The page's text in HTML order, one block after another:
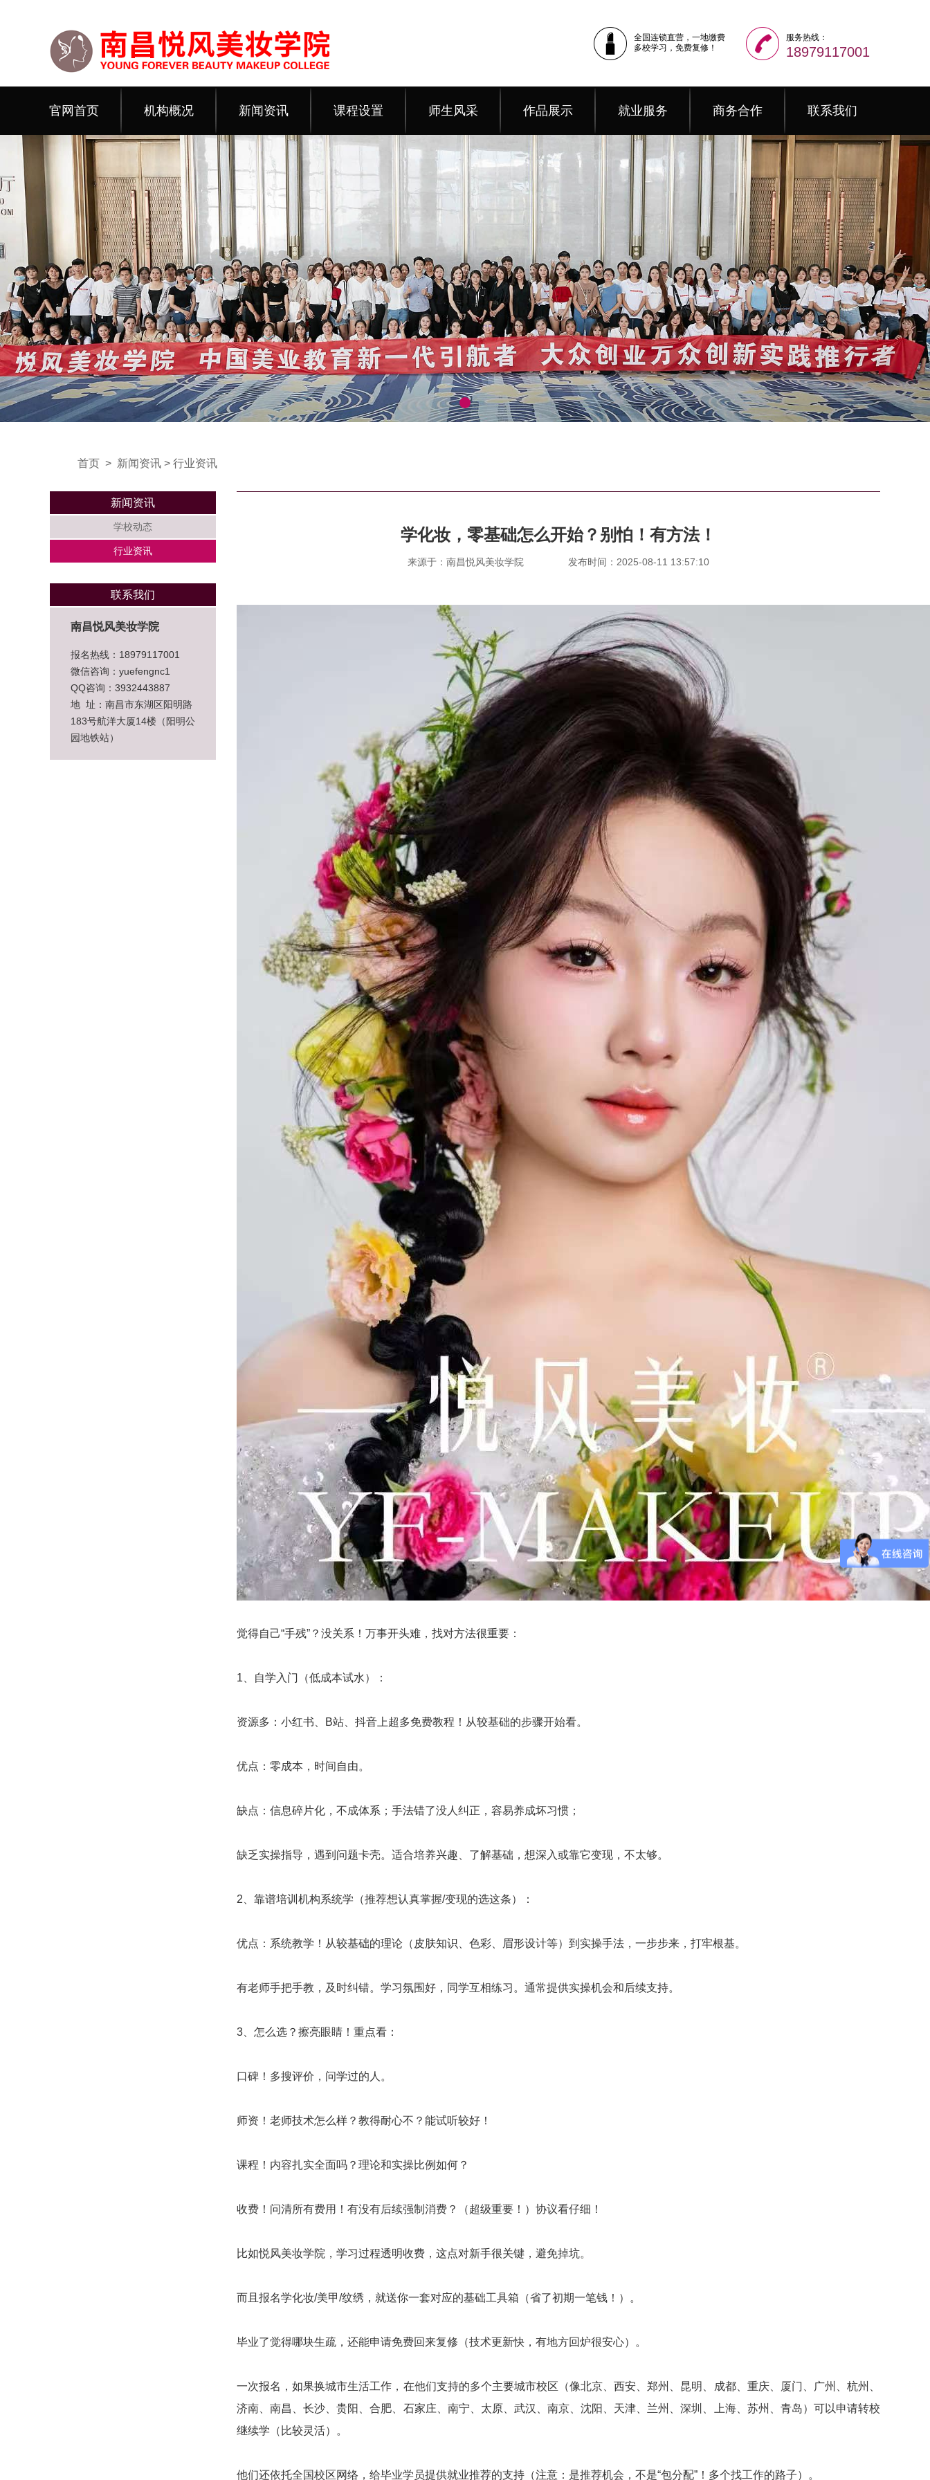
全国连锁直营，一地缴费
多校学习，免费复修！
服务热线：
18979117001
官网首页 机构概况 新闻资讯 课程设置 师生风采 作品展示 就业服务 商务合作 联系我们
首页 > 新闻资讯 > 行业资讯
新闻资讯
学校动态
行业资讯
联系我们
南昌悦风美妆学院
报名热线：18979117001
微信咨询：yuefengnc1
QQ咨询：3932443887
地 址：南昌市东湖区阳明路
183号航洋大厦14楼（阳明公
园地铁站）
学化妆，零基础怎么开始？别怕！有方法！
来源于：南昌悦风美妆学院 发布时间：2025-08-11 13:57:10
觉得自己“手残”？没关系！万事开头难，找对方法很重要：
1、自学入门（低成本试水）：
资源多：小红书、B站、抖音上超多免费教程！从较基础的步骤开始看。
优点：零成本，时间自由。
缺点：信息碎片化，不成体系；手法错了没人纠正，容易养成坏习惯；
缺乏实操指导，遇到问题卡壳。适合培养兴趣、了解基础，想深入或靠它变现，不太够。
2、靠谱培训机构系统学（推荐想认真掌握/变现的选这条）：
优点：系统教学！从较基础的理论（皮肤知识、色彩、眉形设计等）到实操手法，一步步来，打牢根基。
有老师手把手教，及时纠错。学习氛围好，同学互相练习。通常提供实操机会和后续支持。
3、怎么选？擦亮眼睛！重点看：
口碑！多搜评价，问学过的人。
师资！老师技术怎么样？教得耐心不？能试听较好！
课程！内容扎实全面吗？理论和实操比例如何？
收费！问清所有费用！有没有后续强制消费？（超级重要！）协议看仔细！
比如悦风美妆学院，学习过程透明收费，这点对新手很关键，避免掉坑。
而且报名学化妆/美甲/纹绣，就送你一套对应的基础工具箱（省了初期一笔钱！）。
毕业了觉得哪块生疏，还能申请免费回来复修（技术更新快，有地方回炉很安心）。
一次报名，如果换城市生活工作，在他们支持的多个主要城市校区（像北京、西安、郑州、昆明、成都、重庆、厦门、广州、杭州、
济南、南昌、长沙、贵阳、合肥、石家庄、南宁、太原、武汉、南京、沈阳、天津、兰州、深圳、上海、苏州、青岛）可以申请转校
继续学（比较灵活）。
他们还依托全国校区网络，给毕业学员提供就业推荐的支持（注意：是推荐机会，不是“包分配”！多个找工作的路子）。